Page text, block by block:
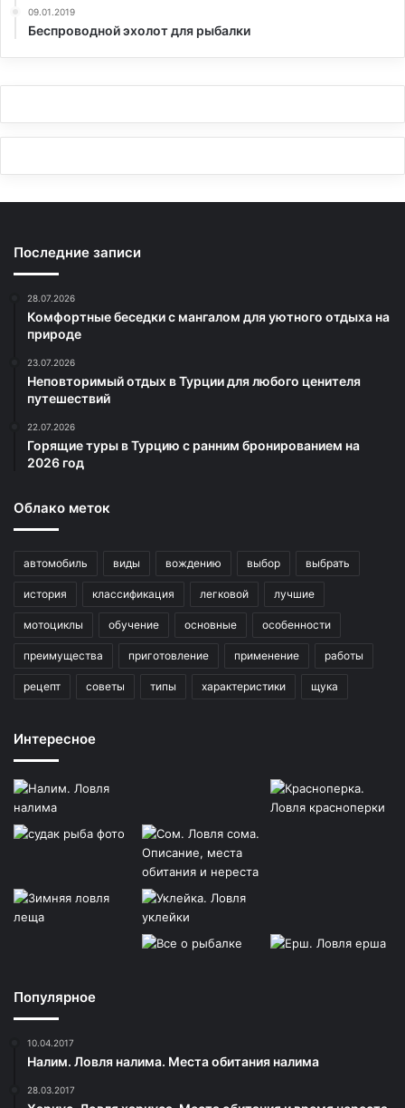
09.01.2019
Беспроводной эхолот для рыбалки
Последние записи
28.07.2026
Комфортные беседки с мангалом для уютного отдыха на
природе
23.07.2026
Неповторимый отдых в Турции для любого ценителя
путешествий
22.07.2026
Горящие туры в Турцию с ранним бронированием на
2026 год
Облако меток
автомобиль виды вождению выбор выбрать
история классификация легковой лучшие
мотоциклы обучение основные особенности
преимущества приготовление применение работы
рецепт советы типы характеристики щука
Интересное
Популярное
10.04.2017
Налим. Ловля налима. Места обитания налима
28.03.2017